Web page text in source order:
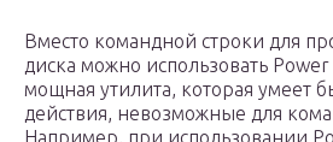
Вместо командной строки для
диска можно использовать
мощная утилита, которая умеет
действия, невозможные для
Например, при использовании